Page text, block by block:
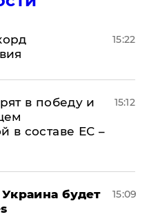
15:22
в победу и
в составе ЕС –
15:12
будет
15:09